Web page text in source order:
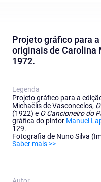
Projeto gráfico para
originais de Carolina
1972.
Legenda
Projeto gráfico para a
Michaëlis de Vasconcelos,
(1922) e O Cancioneiro do
gráfica do pintor Manuel
129.
Fotografia de Nuno Silva
Saber mais >>